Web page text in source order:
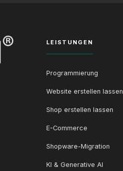
LEISTUNGEN
Programmierung
Website erstellen lassen
Shop erstellen lassen
E-Commerce
Shopware-Migration
KI & Generative AI